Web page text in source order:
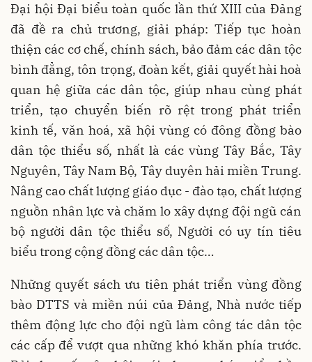
Đại hội Đại biểu toàn quốc lần thứ XIII của Đảng
đã đề ra chủ trương, giải pháp: Tiếp tục hoàn
thiện các cơ chế, chính sách, bảo đảm các dân tộc
bình đẳng, tôn trọng, đoàn kết, giải quyết hài hoà
quan hệ giữa các dân tộc, giúp nhau cùng phát
triển, tạo chuyển biến rõ rệt trong phát triển
kinh tế, văn hoá, xã hội vùng có đông đồng bào
dân tộc thiểu số, nhất là các vùng Tây Bắc, Tây
Nguyên, Tây Nam Bộ, Tây duyên hải miền Trung.
Nâng cao chất lượng giáo dục - đào tạo, chất lượng
nguồn nhân lực và chăm lo xây dựng đội ngũ cán
bộ người dân tộc thiểu số, Người có uy tín tiêu
biểu trong cộng đồng các dân tộc…
Những quyết sách ưu tiên phát triển vùng đồng
bào DTTS và miền núi của Đảng, Nhà nước tiếp
thêm động lực cho đội ngũ làm công tác dân tộc
các cấp để vượt qua những khó khăn phía trước.